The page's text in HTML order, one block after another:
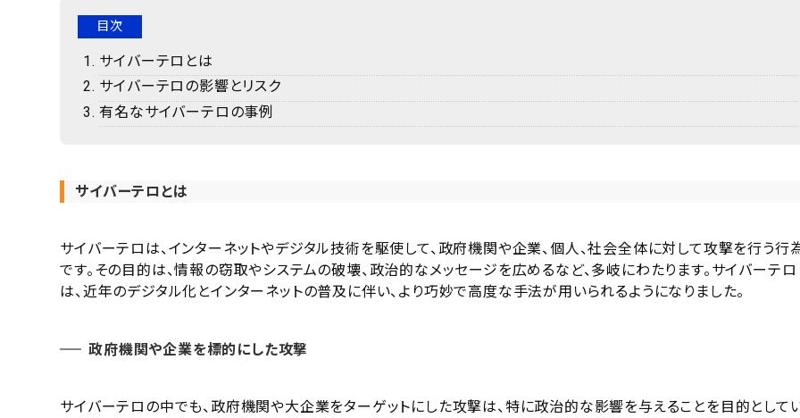
目次
サイバーテロとは
サイバーテロの影響とリスク
有名なサイバーテロの事例
サイバーテロとは
サイバーテロは、インターネットやデジタル技術を駆使して、政府機関や企業、個人、社会全体に対して攻撃を行う行
です。その目的は、情報の窃取やシステムの破壊、政治的なメッセージを広めるなど、多岐にわたります。サイバーテロ
は、近年のデジタル化とインターネットの普及に伴い、より巧妙で高度な手法が用いられるようになりました​​。
政府機関や企業を標的にした攻撃
サイバーテロの中でも、政府機関や大企業をターゲットにした攻撃は、特に政治的な影響を与えることを目的として